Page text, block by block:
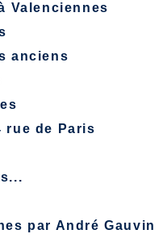
Valenciennes
anciens
rue de Paris
par André Gauvin